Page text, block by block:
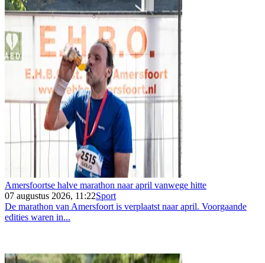
Amersfoortse halve marathon naar april vanwege hitte
07 augustus 2026, 11:22Sport
De marathon van Amersfoort is verplaatst naar april. Voorgaande
edities waren in...